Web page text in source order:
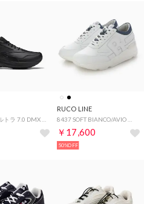
ウォーク ウルトラ 7.0 DMX MAX エクストラワイド / Walk Ultra 7.0 DMX MAX Extra-Wide Shoes （ブラック）
RUCO LINE
8437 SOFT BIANCO/AVIO （BIANCO/AVIO）
￥17,600
50%OFF